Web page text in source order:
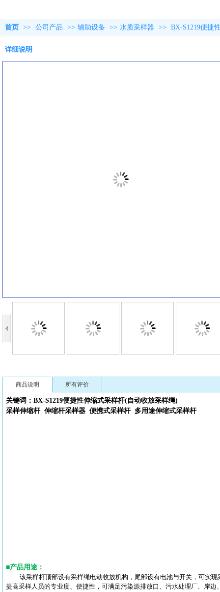
首页 >> 公司产品 >> 辅助设备 >> 水质采样器 >> BX-S1219便捷
详细说明
商品说明 所有评价
关键词：BX-S1219便捷性伸缩式采样杆(自动收放采样绳)
采样伸缩杆 伸缩杆采样器 便携式采样杆 多用途伸缩式采样杆
■产品用途 ：
该采样杆顶部设有采样绳电动收放机构，尾部设有电池与开关，可实
提高采样人员的专业度、便捷性，可满足污染源排放口、污水处理厂、岸